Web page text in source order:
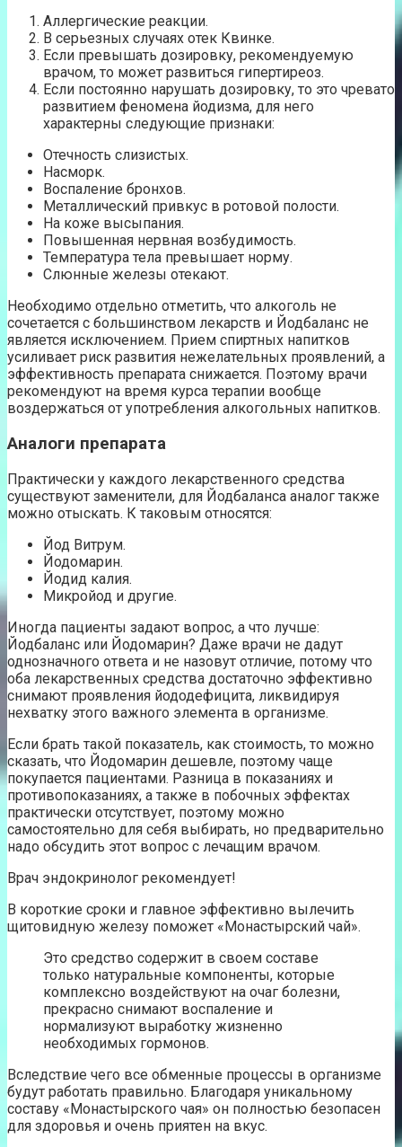
Аллергические реакции.
В серьезных случаях отек Квинке.
Если превышать дозировку, рекомендуемую
врачом, то может развиться гипертиреоз.
Если постоянно нарушать дозировку, то это чревато
развитием феномена йодизма, для него
характерны следующие признаки:
Отечность слизистых.
Насморк.
Воспаление бронхов.
Металлический привкус в ротовой полости.
На коже высыпания.
Повышенная нервная возбудимость.
Температура тела превышает норму.
Слюнные железы отекают.
Необходимо отдельно отметить, что алкоголь не
сочетается с большинством лекарств и Йодбаланс не
является исключением. Прием спиртных напитков
усиливает риск развития нежелательных проявлений, а
эффективность препарата снижается. Поэтому врачи
рекомендуют на время курса терапии вообще
воздержаться от употребления алкогольных напитков.
Аналоги препарата
Практически у каждого лекарственного средства
существуют заменители, для Йодбаланса аналог также
можно отыскать. К таковым относятся:
Йод Витрум.
Йодомарин.
Йодид калия.
Микройод и другие.
Иногда пациенты задают вопрос, а что лучше:
Йодбаланс или Йодомарин? Даже врачи не дадут
однозначного ответа и не назовут отличие, потому что
оба лекарственных средства достаточно эффективно
снимают проявления йододефицита, ликвидируя
нехватку этого важного элемента в организме.
Если брать такой показатель, как стоимость, то можно
сказать, что Йодомарин дешевле, поэтому чаще
покупается пациентами. Разница в показаниях и
противопоказаниях, а также в побочных эффектах
практически отсутствует, поэтому можно
самостоятельно для себя выбирать, но предварительно
надо обсудить этот вопрос с лечащим врачом.
Врач эндокринолог рекомендует!
В короткие сроки и главное эффективно вылечить
щитовидную железу поможет «Монастырский чай».
Это средство содержит в своем составе
только натуральные компоненты, которые
комплексно воздействуют на очаг болезни,
прекрасно снимают воспаление и
нормализуют выработку жизненно
необходимых гормонов.
Вследствие чего все обменные процессы в организме
будут работать правильно. Благодаря уникальному
составу «Монастырского чая» он полностью безопасен
для здоровья и очень приятен на вкус.